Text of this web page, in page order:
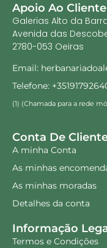
Apoio Ao Cliente
Galerias Alto da
Avenida das
2780-053 Oeiras
Email:
Telefone:
(1) (Chamada para a rede
Conta De
A minha Conta
As minhas
As minhas moradas
Detalhes da conta
Informação
Termos e Condições